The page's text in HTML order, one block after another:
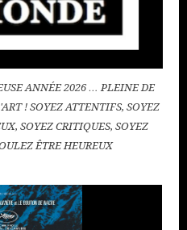
ANNÉE 2026 … PLEINE DE
! SOYEZ ATTENTIFS, SOYEZ
SOYEZ CRITIQUES, SOYEZ
ÊTRE HEUREUX